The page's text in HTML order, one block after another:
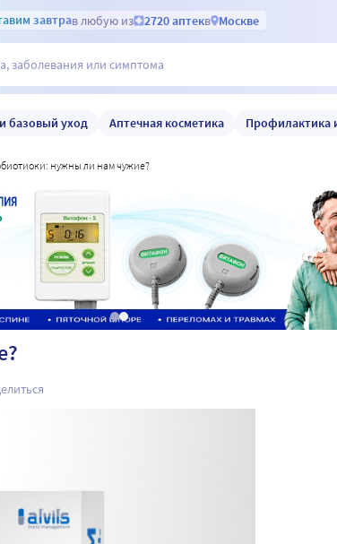
завтрав любую из 2720 аптекв Москве
базовый уход Аптечная косметика Профилактика
нужны ли нам чужие?